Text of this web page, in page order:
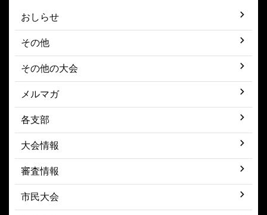
おしらせ
その他
その他の大会
メルマガ
各支部
大会情報
審査情報
市民大会